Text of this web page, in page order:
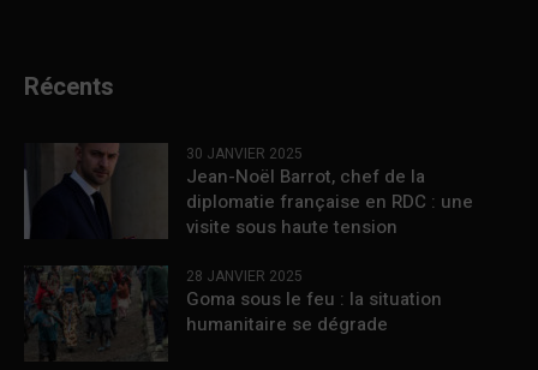
Récents
30 JANVIER 2025
Jean-Noël Barrot, chef de la
diplomatie française en RDC : une
visite sous haute tension
28 JANVIER 2025
Goma sous le feu : la situation
humanitaire se dégrade